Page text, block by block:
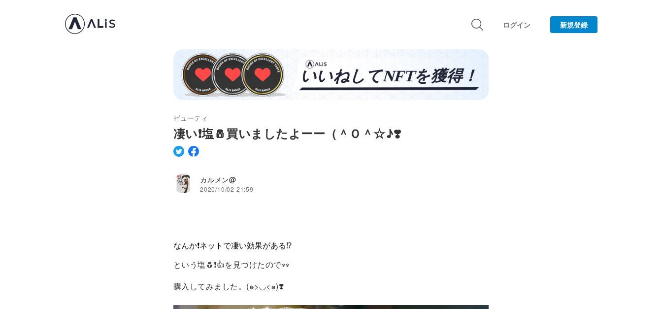
ログイン 新規登録
ビューティ
凄い❗️塩🧂買いましたよーー（＾Ｏ＾☆♪❣️
カルメン@
2020/10/02 21:59
なんか❗️ネットで凄い効果がある⁉️
という塩🧂❗️👍を見つけたので👀
購入してみました。(๑>◡<๑)❣️